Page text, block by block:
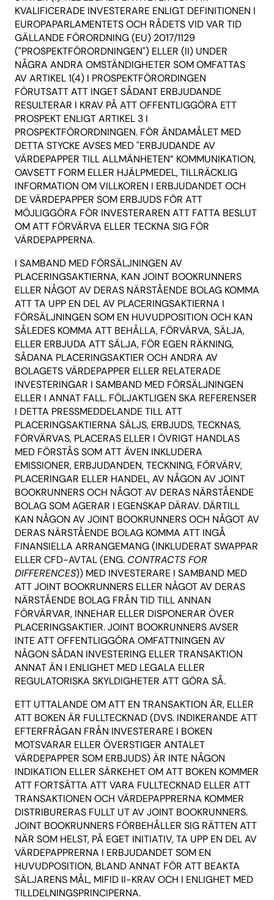
KVALIFICERADE INVESTERARE ENLIGT DEFINITIONEN I
EUROPAPARLAMENTETS OCH RÅDETS VID VAR TID
GÄLLANDE FÖRORDNING (EU) 2017/1129
("PROSPEKTFÖRORDNINGEN") ELLER (II) UNDER
NÅGRA ANDRA OMSTÄNDIGHETER SOM OMFATTAS
AV ARTIKEL 1(4) I PROSPEKTFÖRORDINGEN
FÖRUTSATT ATT INGET SÅDANT ERBJUDANDE
RESULTERAR I KRAV PÅ ATT OFFENTLIGGÖRA ETT
PROSPEKT ENLIGT ARTIKEL 3 I
PROSPEKTFÖRORDNINGEN. FÖR ÄNDAMÅLET MED
DETTA STYCKE AVSES MED "ERBJUDANDE AV
VÄRDEPAPPER TILL ALLMÄNHETEN” KOMMUNIKATION,
OAVSETT FORM ELLER HJÄLPMEDEL, TILLRÄCKLIG
INFORMATION OM VILLKOREN I ERBJUDANDET OCH
DE VÄRDEPAPPER SOM ERBJUDS FÖR ATT
MÖJLIGGÖRA FÖR INVESTERAREN ATT FATTA BESLUT
OM ATT FÖRVÄRVA ELLER TECKNA SIG FÖR
VÄRDEPAPPERNA.
I SAMBAND MED FÖRSÄLJNINGEN AV
PLACERINGSAKTIERNA, KAN JOINT BOOKRUNNERS
ELLER NÅGOT AV DERAS NÄRSTÅENDE BOLAG KOMMA
ATT TA UPP EN DEL AV PLACERINGSAKTIERNA I
FÖRSÄLJNINGEN SOM EN HUVUDPOSITION OCH KAN
SÅLEDES KOMMA ATT BEHÅLLA, FÖRVÄRVA, SÄLJA,
ELLER ERBJUDA ATT SÄLJA, FÖR EGEN RÄKNING,
SÅDANA PLACERINGSAKTIER OCH ANDRA AV
BOLAGETS VÄRDEPAPPER ELLER RELATERADE
INVESTERINGAR I SAMBAND MED FÖRSÄLJNINGEN
ELLER I ANNAT FALL. FÖLJAKTLIGEN SKA REFERENSER
I DETTA PRESSMEDDELANDE TILL ATT
PLACERINGSAKTIERNA SÄLJS, ERBJUDS, TECKNAS,
FÖRVÄRVAS, PLACERAS ELLER I ÖVRIGT HANDLAS
MED FÖRSTÅS SOM ATT ÄVEN INKLUDERA
EMISSIONER, ERBJUDANDEN, TECKNING, FÖRVÄRV,
PLACERINGAR ELLER HANDEL, AV NÅGON AV JOINT
BOOKRUNNERS OCH NÅGOT AV DERAS NÄRSTÅENDE
BOLAG SOM AGERAR I EGENSKAP DÄRAV. DÄRTILL
KAN NÅGON AV JOINT BOOKRUNNERS OCH NÅGOT AV
DERAS NÄRSTÅENDE BOLAG KOMMA ATT INGÅ
FINANSIELLA ARRANGEMANG (INKLUDERAT SWAPPAR
ELLER CFD-AVTAL (ENG. CONTRACTS FOR
DIFFERENCES)) MED INVESTERARE I SAMBAND MED
ATT JOINT BOOKRUNNERS ELLER NÅGOT AV DERAS
NÄRSTÅENDE BOLAG FRÅN TID TILL ANNAN
FÖRVÄRVAR, INNEHAR ELLER DISPONERAR ÖVER
PLACERINGSAKTIER. JOINT BOOKRUNNERS AVSER
INTE ATT OFFENTLIGGÖRA OMFATTNINGEN AV
NÅGON SÅDAN INVESTERING ELLER TRANSAKTION
ANNAT ÄN I ENLIGHET MED LEGALA ELLER
REGULATORISKA SKYLDIGHETER ATT GÖRA SÅ.
ETT UTTALANDE OM ATT EN TRANSAKTION ÄR, ELLER
ATT BOKEN ÄR FULLTECKNAD (DVS. INDIKERANDE ATT
EFTERFRÅGAN FRÅN INVESTERARE I BOKEN
MOTSVARAR ELLER ÖVERSTIGER ANTALET
VÄRDEPAPPER SOM ERBJUDS) ÄR INTE NÅGON
INDIKATION ELLER SÄRKEHET OM ATT BOKEN KOMMER
ATT FORTSÄTTA ATT VARA FULLTECKNAD ELLER ATT
TRANSAKTIONEN OCH VÄRDEPAPPRERNA KOMMER
DISTRIBURERAS FULLT UT AV JOINT BOOKRUNNERS.
JOINT BOOKRUNNERS FÖRBEHÅLLER SIG RÄTTEN ATT
NÄR SOM HELST, PÅ EGET INITIATIV, TA UPP EN DEL AV
VÄRDEPAPPRERNA I ERBJUDANDET SOM EN
HUVUDPOSITION, BLAND ANNAT FÖR ATT BEAKTA
SÄLJARENS MÅL, MIFID II-KRAV OCH I ENLIGHET MED
TILLDELNINGSPRINCIPERNA.